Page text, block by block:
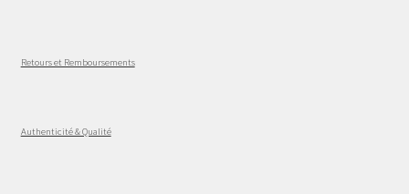
Retours et Remboursements
Authenticité & Qualité